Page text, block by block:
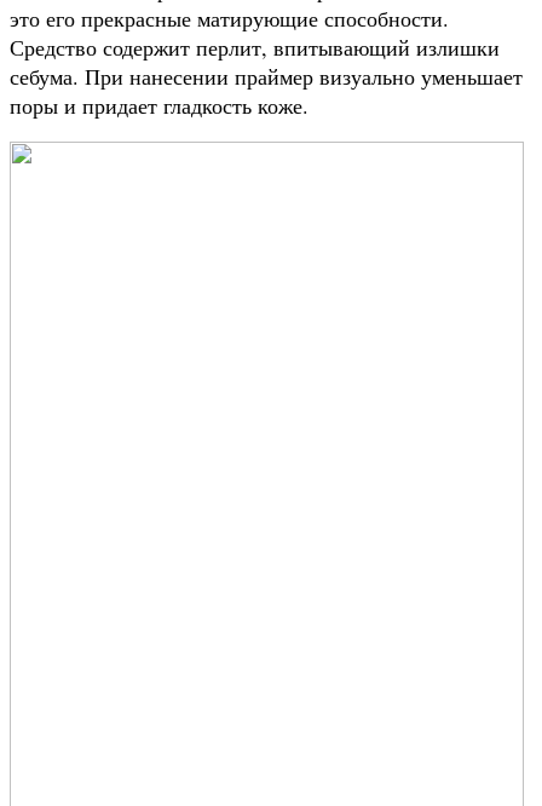
это его прекрасные матирующие способности.
Средство содержит перлит, впитывающий излишки
себума. При нанесении праймер визуально уменьшает
поры и придает гладкость коже.